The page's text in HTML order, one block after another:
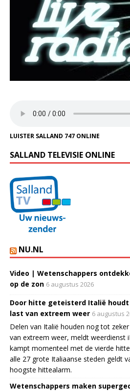
LUISTER SALLAND 747 ONLINE
SALLAND TELEVISIE ONLINE
NU.NL
Video | Wetenschappers
op de zon 6 augustus 2026
Door hitte geteisterd Italië
last van extreem weer 6 augustus
Delen van Italië houden nog tot
van extreem weer, meldt weerdienst
kampt momenteel met de vierde
alle 27 grote Italiaanse steden geldt
hoogste hittealarm.
Wetenschappers maken